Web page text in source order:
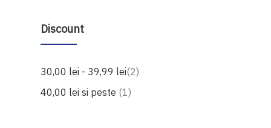
Discount
30,00 lei - 39,99 lei 2produse
40,00 lei si peste 1produs